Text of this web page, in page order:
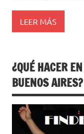
LEER MÁS
¿QUÉ HACER
BUENOS AIRES?